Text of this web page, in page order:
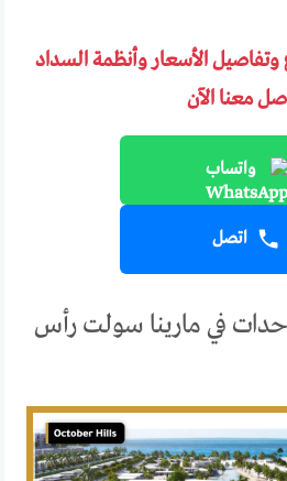
وتفاصيل الأسعار وأنظمة السداد
معنا الآن
واتساب
اتصل
في مارينا سولت رأس